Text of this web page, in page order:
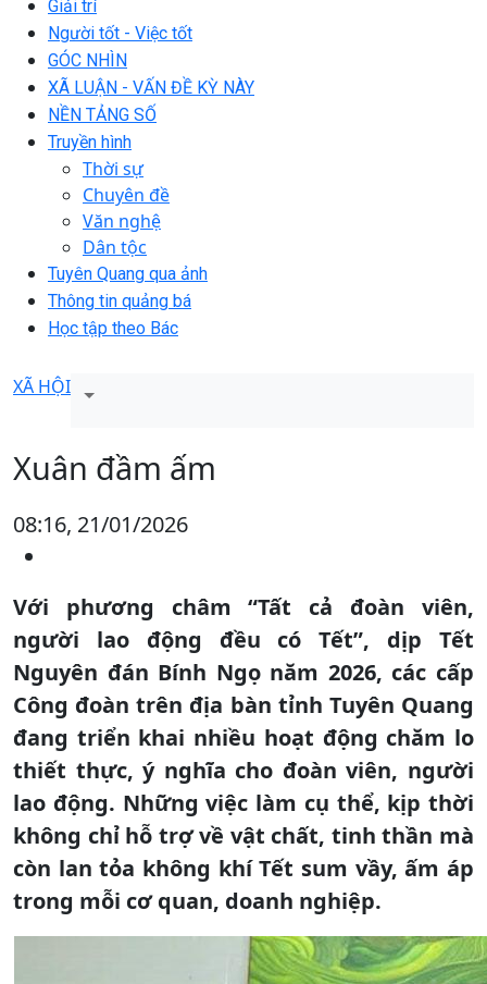
Giải trí
Người tốt - Việc tốt
GÓC NHÌN
XÃ LUẬN - VẤN ĐỀ KỲ NÀY
NỀN TẢNG SỐ
Truyền hình
Thời sự
Chuyên đề
Văn nghệ
Dân tộc
Tuyên Quang qua ảnh
Thông tin quảng bá
Học tập theo Bác
XÃ HỘI
Xuân đầm ấm
08:16, 21/01/2026
Với phương châm “Tất cả đoàn viên,
người lao động đều có Tết”, dịp Tết
Nguyên đán Bính Ngọ năm 2026, các cấp
Công đoàn trên địa bàn tỉnh Tuyên Quang
đang triển khai nhiều hoạt động chăm lo
thiết thực, ý nghĩa cho đoàn viên, người
lao động. Những việc làm cụ thể, kịp thời
không chỉ hỗ trợ về vật chất, tinh thần mà
còn lan tỏa không khí Tết sum vầy, ấm áp
trong mỗi cơ quan, doanh nghiệp.